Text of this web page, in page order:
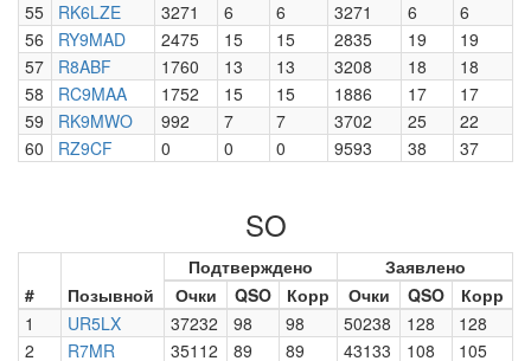
55
RK6LZE 3271 6 6 3271 6
6
56
RY9MAD 2475 15 15 2835 19
19
57
R8ABF 1760 13 13 3208 18
18
58
RC9MAA 1752 15 15 1886 17
17
59
RK9MWO 992 7 7 3702 25
22
60
RZ9CF 0 0 0 9593 38 37
SO
# Позывной
Подтверждено
Заявлено
Очки
QSO Корр Очки QSO
Корр
1
UR5LX 37232 98 98 50238 128
128
2
R7MR 35112 89 89 43133 108
105